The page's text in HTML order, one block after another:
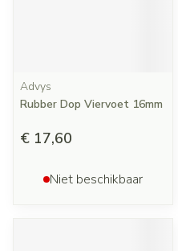
Advys
Rubber Dop Viervoet 16mm
€ 17,60
Niet beschikbaar